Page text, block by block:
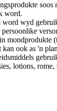
soos
word.
word wyd
mondprodukte
ook as 'n
lotions, rome,